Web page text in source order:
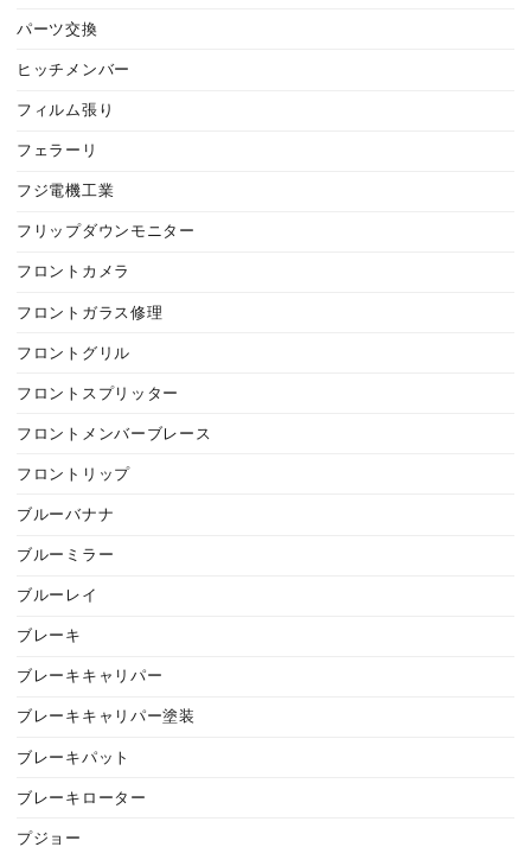
パーツ交換
ヒッチメンバー
フィルム張り
フェラーリ
フジ電機工業
フリップダウンモニター
フロントカメラ
フロントガラス修理
フロントグリル
フロントスプリッター
フロントメンバーブレース
フロントリップ
ブルーバナナ
ブルーミラー
ブルーレイ
ブレーキ
ブレーキキャリパー
ブレーキキャリパー塗装
ブレーキパット
ブレーキローター
プジョー